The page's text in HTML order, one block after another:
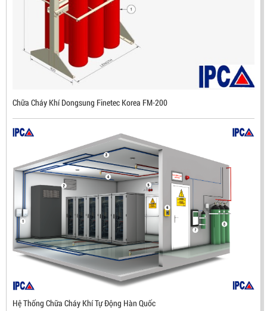
ĐẦU BÁO LỬA CHỐNG NỔ IR3- DX500 (MEKASENTRON
KOREA)
Mã sản phẩm: DX500
Chữa Cháy Khí Dongsung Finetec Korea FM-200
Hệ Thống Chữa Cháy Khí Tự Động Hàn Quốc